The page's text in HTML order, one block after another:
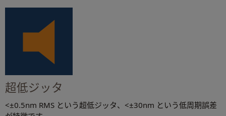
超低ジッタ
<±0.5nm RMS という超低ジッタ、<±30nm という低周期誤差